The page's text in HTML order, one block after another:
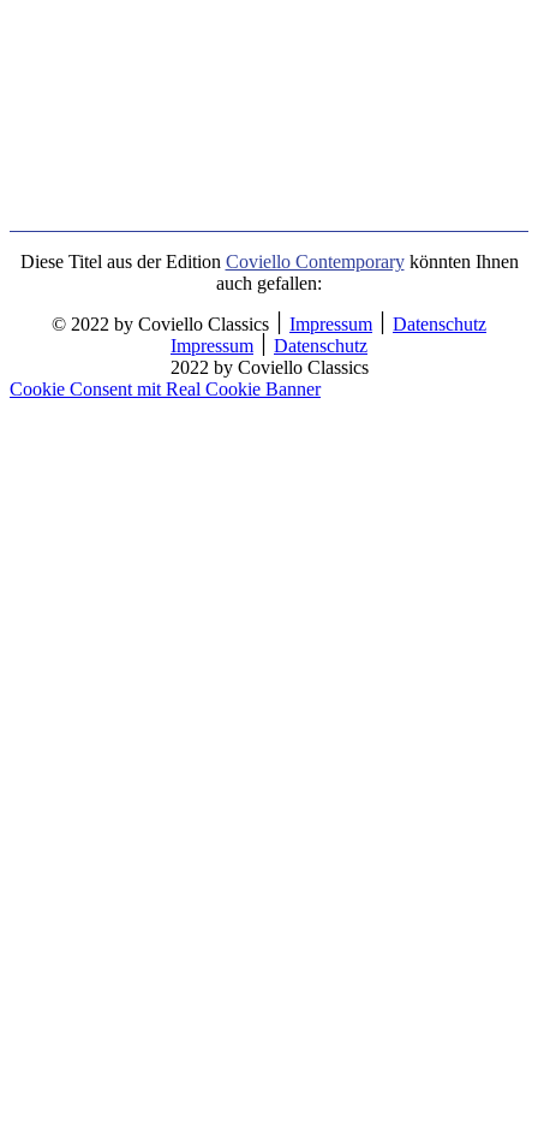
Diese Titel aus der Edition Coviello Contemporarykönnten Ihnen
auch gefallen:
Impressum
Datenschutz
Impressum
Datenschutz
2022 by Coviello Classics
Cookie Consent mit Real Cookie Banner